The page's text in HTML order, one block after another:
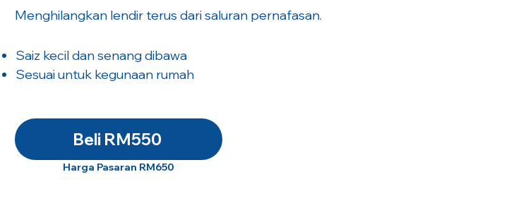
Menghilangkan lendir terus dari saluran pernafasan.
Saiz kecil dan senang dibawa
​Sesuai untuk kegunaan rumah
Beli RM550
Harga Pasaran RM650